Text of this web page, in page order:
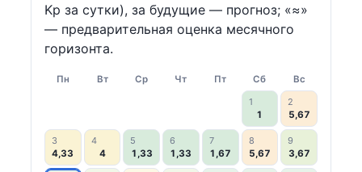
Kp за сутки), за будущие — прогноз; «≈»
— предварительная оценка месячного
горизонта.
Пн Вт Ср Чт Пт Сб
Вс
1
1
2
5,67
3
4,33
4
4
5
1,33
6
1,33
7
1,67
8
5,67
9
3,67